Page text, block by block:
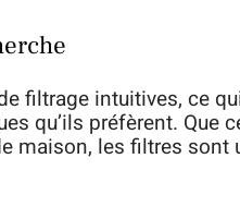
filtrage intuitives, ce
qu’ils préfèrent. Que
maison, les filtres sont